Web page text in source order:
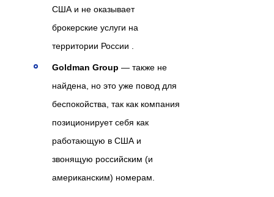
США и не оказывает
брокерские услуги на
территории России .
Goldman Group — также не
найдена, но это уже повод для
беспокойства, так как компания
позиционирует себя как
работающую в США и
звонящую российским (и
американским) номерам.